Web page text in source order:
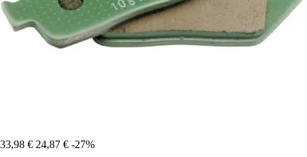
33,98 € 24,87 € -27%